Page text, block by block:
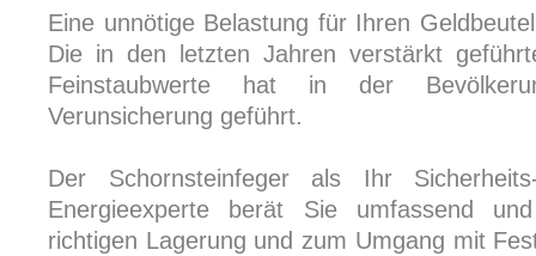
Eine unnötige Belastung für Ihren
Die in den letzten Jahren verstärkt
Feinstaubwerte hat in der
Verunsicherung geführt.
Der Schornsteinfeger als Ihr
Energieexperte berät Sie umfassend
richtigen Lagerung und zum Umgang mit